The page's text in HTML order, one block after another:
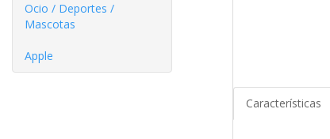
Ocio / Deportes /
Mascotas
Apple
Características